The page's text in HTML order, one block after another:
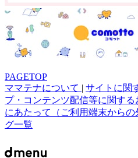
PAGETOP
ママテナについて | サイトに関
プ・コンテンツ配信等に関す
にあたって（ご利用端末からの
グ一覧